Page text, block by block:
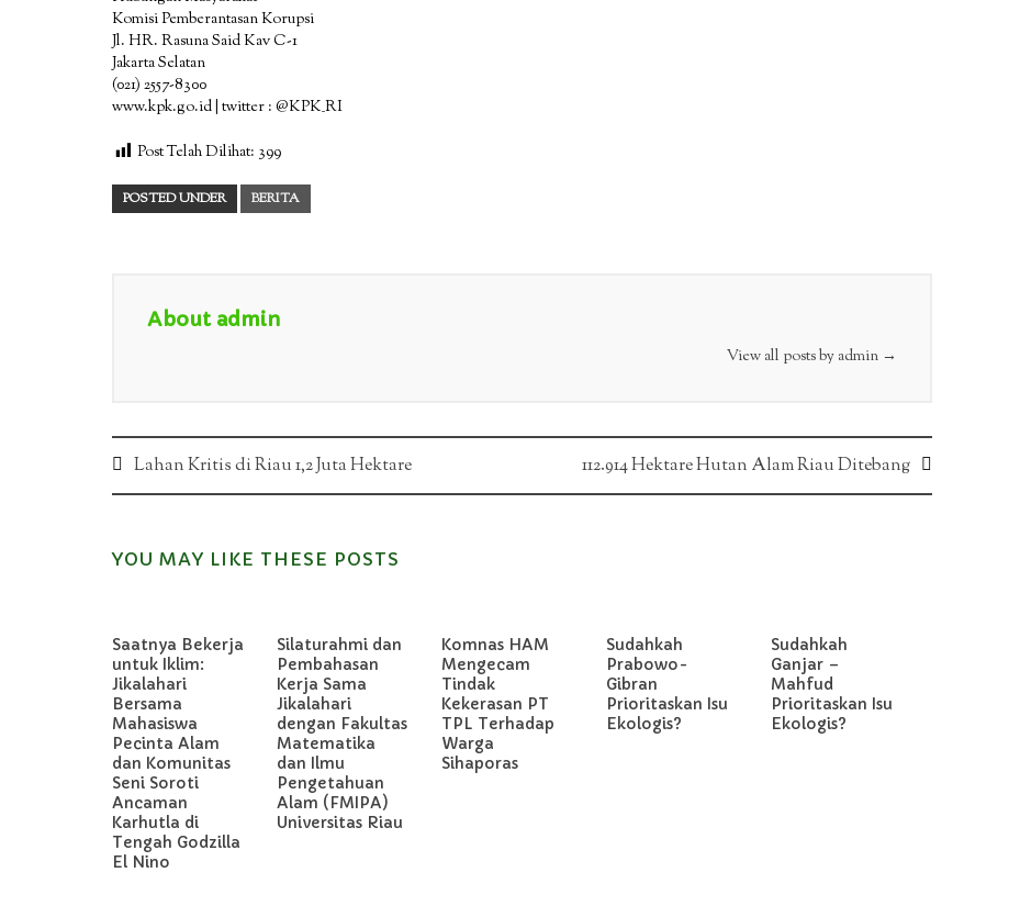
Komisi Pemberantasan Korupsi
Jl. HR. Rasuna Said Kav C-1
Jakarta Selatan
(021) 2557-8300
www.kpk.go.id | twitter : @KPK_RI
Post Telah Dilihat: 399
POSTED UNDER BERITA
About admin
View all posts by admin →
Post
navigation
Lahan Kritis di Riau 1,2 Juta Hektare 112.914 Hektare Hutan Alam Riau Ditebang
YOU MAY LIKE THESE POSTS
Saatnya Bekerja
untuk Iklim:
Jikalahari
Bersama
Mahasiswa
Pecinta Alam
dan Komunitas
Seni Soroti
Ancaman
Karhutla di
Tengah Godzilla
El Nino
Silaturahmi dan
Pembahasan
Kerja Sama
Jikalahari
dengan Fakultas
Matematika
dan Ilmu
Pengetahuan
Alam (FMIPA)
Universitas Riau
Komnas HAM
Mengecam
Tindak
Kekerasan PT
TPL Terhadap
Warga
Sihaporas
Sudahkah
Prabowo-
Gibran
Prioritaskan Isu
Ekologis?
Sudahkah
Ganjar –
Mahfud
Prioritaskan Isu
Ekologis?